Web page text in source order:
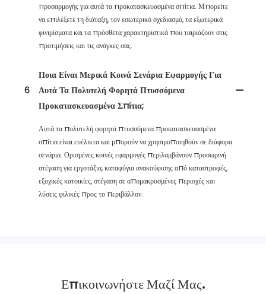
προσαρμογής για αυτά τα προκατασκευασμένα σπίτια. Μπορείτε
να επιλέξετε τη διάταξη, τον εσωτερικό σχεδιασμό, τα εξωτερικά
φινιρίσματα και τα πρόσθετα χαρακτηριστικά που ταιριάζουν στις
προτιμήσεις και τις ανάγκες σας.
6
Ποια Είναι Μερικά Κοινά Σενάρια Εφαρμογής Για
Αυτά Τα Πολυτελή Φορητά Πτυσσόμενα
Προκατασκευασμένα Σπίτια;
Αυτά τα πολυτελή φορητά πτυσσόμενα προκατασκευασμένα
σπίτια είναι ευέλικτα και μπορούν να χρησιμοποιηθούν σε διάφορα
σενάρια. Ορισμένες κοινές εφαρμογές περιλαμβάνουν προσωρινή
στέγαση για εργοτάξια, καταφύγια ανακούφισης από καταστροφές,
εξοχικές κατοικίες, στέγαση σε απομακρυσμένες περιοχές και
λύσεις φιλικές προς το περιβάλλον.
Επικοινωνήστε Μαζί Μας.